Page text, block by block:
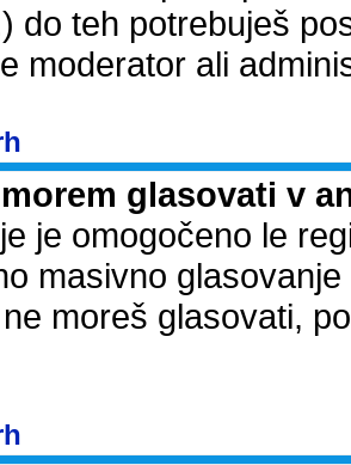
do teh potrebuješ
moderator ali
glasovati v
je omogočeno le
masivno
moreš glasovati,